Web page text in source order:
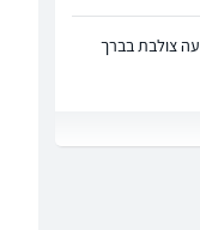
צולבת בברך